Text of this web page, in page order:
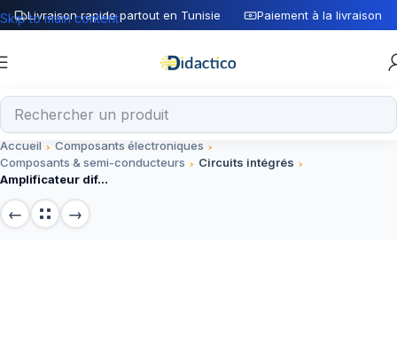
Livraison rapide partout en Tunisie Paiement à la livraison
Skip to main content
Accueil
Composants électroniques
Composants & semi-conducteurs
Circuits intégrés
Amplificateur différentiel de gain d’unité de précision DIP8, INA105KP